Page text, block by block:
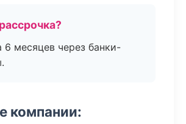
6 месяцев через банки-
компании: